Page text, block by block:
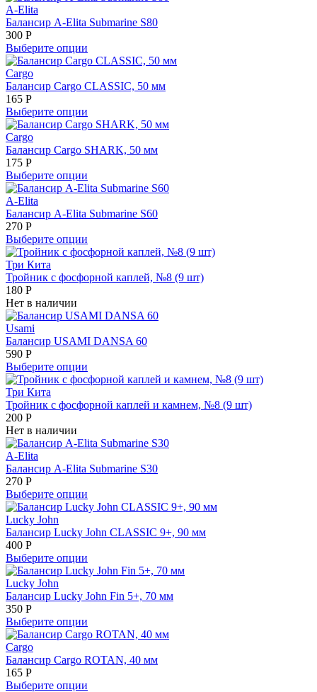
A-Elita
Балансир A-Elita Submarine S80
300 Р
Выберите опции
Cargo
Балансир Cargo CLASSIC, 50 мм
165 Р
Выберите опции
Cargo
Балансир Cargo SHARK, 50 мм
175 Р
Выберите опции
A-Elita
Балансир A-Elita Submarine S60
270 Р
Выберите опции
Три Кита
Тройник с фосфорной каплей, №8 (9 шт)
180 Р
Нет в наличии
Usami
Балансир USAMI DANSA 60
590 Р
Выберите опции
Три Кита
Тройник с фосфорной каплей и камнем, №8 (9 шт)
200 Р
Нет в наличии
A-Elita
Балансир A-Elita Submarine S30
270 Р
Выберите опции
Lucky John
Балансир Lucky John CLASSIC 9+, 90 мм
400 Р
Выберите опции
Lucky John
Балансир Lucky John Fin 5+, 70 мм
350 Р
Выберите опции
Cargo
Балансир Cargo ROTAN, 40 мм
165 Р
Выберите опции